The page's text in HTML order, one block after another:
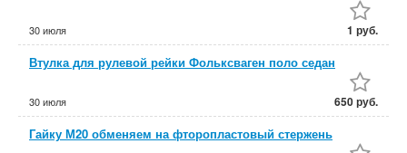
30 июля 1 руб.
Втулка для рулевой рейки Фольксваген поло седан
30 июля 650 руб.
Гайку М20 обменяем на фторопластовый стержень